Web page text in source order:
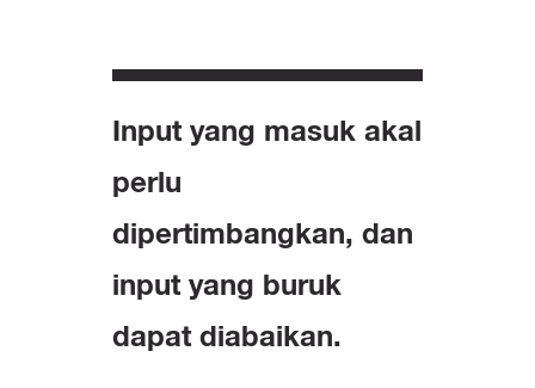
Input yang masuk akal
perlu
dipertimbangkan, dan
input yang buruk
dapat diabaikan.